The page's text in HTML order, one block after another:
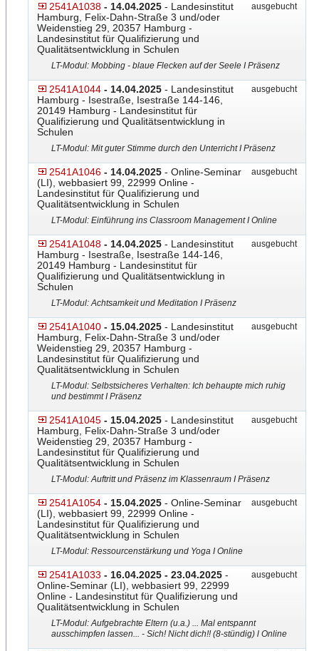
2541A1038 - 14.04.2025 - Landesinstitut
Hamburg, Felix-Dahn-Straße 3 und/oder
Weidenstieg 29, 20357 Hamburg -
Landesinstitut für Qualifizierung und
Qualitätsentwicklung in Schulen
ausgebucht
LT-Modul: Mobbing - blaue Flecken auf der Seele I Präsenz
2541A1044 - 14.04.2025 - Landesinstitut
Hamburg - Isestraße, Isestraße 144-146,
20149 Hamburg - Landesinstitut für
Qualifizierung und Qualitätsentwicklung in
Schulen
ausgebucht
LT-Modul: Mit guter Stimme durch den Unterricht I Präsenz
2541A1046 - 14.04.2025 - Online-Seminar
(LI), webbasiert 99, 22999 Online -
Landesinstitut für Qualifizierung und
Qualitätsentwicklung in Schulen
ausgebucht
LT-Modul: Einführung ins Classroom Management I Online
2541A1048 - 14.04.2025 - Landesinstitut
Hamburg - Isestraße, Isestraße 144-146,
20149 Hamburg - Landesinstitut für
Qualifizierung und Qualitätsentwicklung in
Schulen
ausgebucht
LT-Modul: Achtsamkeit und Meditation I Präsenz
2541A1040 - 15.04.2025 - Landesinstitut
Hamburg, Felix-Dahn-Straße 3 und/oder
Weidenstieg 29, 20357 Hamburg -
Landesinstitut für Qualifizierung und
Qualitätsentwicklung in Schulen
ausgebucht
LT-Modul: Selbstsicheres Verhalten: Ich behaupte mich ruhig
und bestimmt I Präsenz
2541A1045 - 15.04.2025 - Landesinstitut
Hamburg, Felix-Dahn-Straße 3 und/oder
Weidenstieg 29, 20357 Hamburg -
Landesinstitut für Qualifizierung und
Qualitätsentwicklung in Schulen
ausgebucht
LT-Modul: Auftritt und Präsenz im Klassenraum I Präsenz
2541A1054 - 15.04.2025 - Online-Seminar
(LI), webbasiert 99, 22999 Online -
Landesinstitut für Qualifizierung und
Qualitätsentwicklung in Schulen
ausgebucht
LT-Modul: Ressourcenstärkung und Yoga I Online
2541A1033 - 16.04.2025 - 23.04.2025 -
Online-Seminar (LI), webbasiert 99, 22999
Online - Landesinstitut für Qualifizierung und
Qualitätsentwicklung in Schulen
ausgebucht
LT-Modul: Aufgebrachte Eltern (u.a.) ... Mal entspannt
ausschimpfen lassen... - Sich! Nicht dich!! (8-stündig) l Online